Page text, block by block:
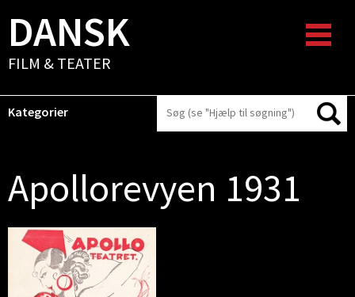
DANSK
FILM & TEATER
Kategorier
Apollorevyen 1931